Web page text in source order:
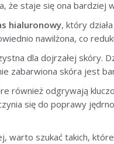
że staje się ona bardziej
hialuronowy, który
nawilżona, co
dla dojrzałej skóry.
zabarwiona skóra jest
również odgrywają
się do poprawy
warto szukać takich,